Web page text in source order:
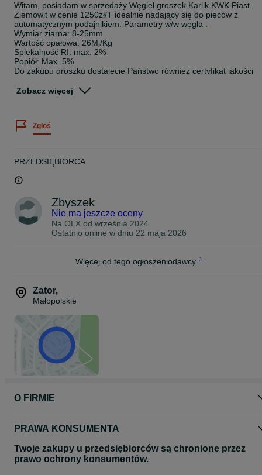
Witam, posiadam w sprzedaży Węgiel groszek Karlik KWK Piast
Ziemowit w cenie 1250zł/T idealnie nadający się do pieców z
automatycznym podajnikiem. Parametry w/w węgla :
Wymiar ziarna: 8-25mm
Wartość opałowa: 26Mj/Kg
Spiekalność RI: max. 2%
Popiół: Max. 5%
Do zakupu groszku dostajecie Państwo również certyfikat jakości
węgla (200zł/T). Nie wymagamy deklaracji CEEB oraz nie
Serdecznie zapraszam do kontaktu pod numerem 5 7 6 3 6 6 2 6 4
gdzie udzielę więcej informacji, pozdrawiam.
Zobacz więcej
Zgłoś
PRZEDSIĘBIORCA
Zbyszek
Nie ma jeszcze oceny
Na OLX od września 2024
Ostatnio online w dniu 22 maja 2026
Więcej od tego ogłoszeniodawcy
Zator,
Małopolskie
O FIRMIE
PRAWA KONSUMENTA
Twoje zakupy u przedsiębiorców są chronione przez
prawo ochrony konsumentów.